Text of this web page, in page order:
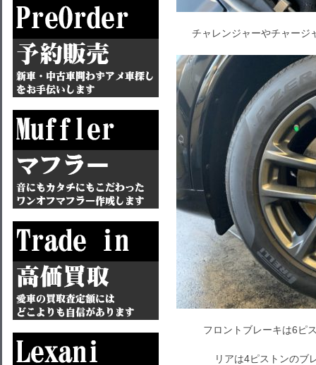
チャレンジャーやチャージ
フロントブレーキは6ピ
リアは4ピストンのブ